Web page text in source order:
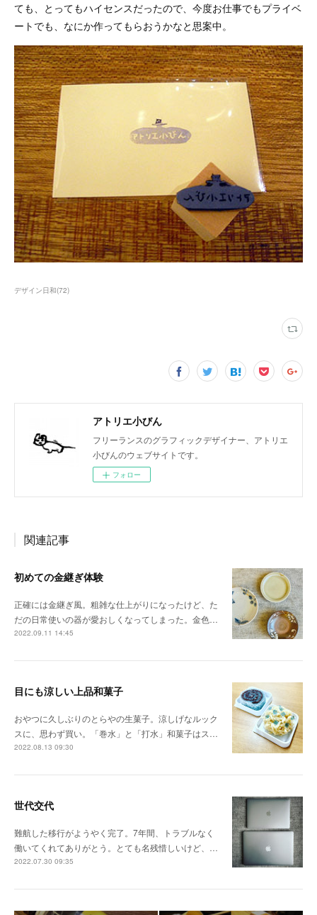
ても、とってもハイセンスだったので、今度お仕事でもプライベ
ートでも、なにか作ってもらおうかなと思案中。
デザイン日和(72)
アトリエ小びん
フリーランスのグラフィックデザイナー、アトリエ
小びんのウェブサイトです。
フォロー
関連記事
初めての金継ぎ体験
正確には金継ぎ風。粗雑な仕上がりになったけど、た
だの日常使いの器が愛おしくなってしまった。金色…
2022.09.11 14:45
目にも涼しい上品和菓子
おやつに久しぶりのとらやの生菓子。涼しげなルック
スに、思わず買い。「巻水」と「打水」和菓子はス…
2022.08.13 09:30
世代交代
難航した移行がようやく完了。7年間、トラブルなく
働いてくれてありがとう。とても名残惜しいけど、…
2022.07.30 09:35